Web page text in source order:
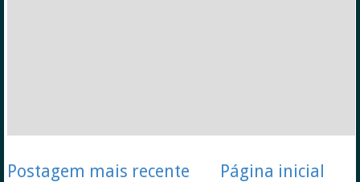
Postagem mais recente
Página inicial